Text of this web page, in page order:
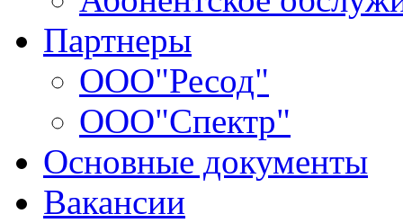
Партнеры
ООО"Ресод"
ООО"Спектр"
Основные документы
Вакансии